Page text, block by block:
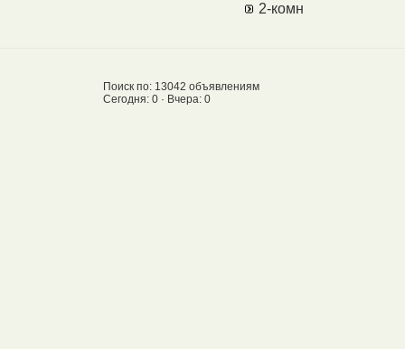
2-комн
Поиск по: 13042 объявлениям
Сегодня: 0 · Вчера: 0